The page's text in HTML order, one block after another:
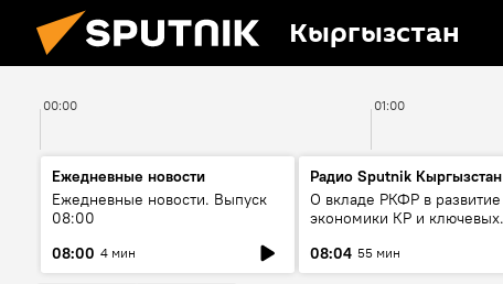
Кыргызстан
00:00 01:00
Ежедневные новости
Ежедневные новости. Выпуск
08:00
08:00 4 мин
Радио Sputnik Кыргызстан
О вкладе РКФР в развитие
экономики КР и ключевых
08:04 55 мин